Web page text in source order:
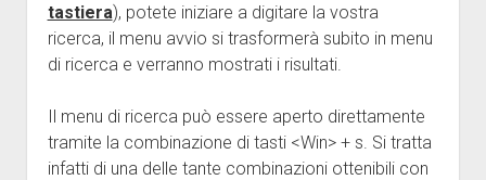
tastiera), potete iniziare a digitare la vostra
ricerca, il menu avvio si trasformerà subito in menu
di ricerca e verranno mostrati i risultati.
Il menu di ricerca può essere aperto direttamente
tramite la combinazione di tasti <Win> + s. Si tratta
infatti di una delle tante combinazioni ottenibili con